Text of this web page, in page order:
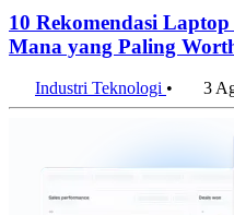
10 Rekomendasi
Mana yang Paling
Industri Teknologi • 3